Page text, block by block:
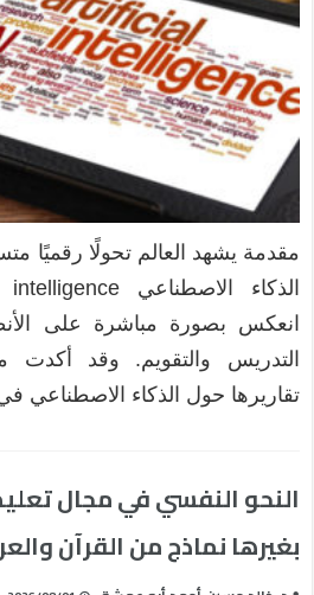
مقدمة يشهد العالم تحولًا رقميًا
انعكس بصورة مباشرة على
تقاريرها حول الذكاء الاصطناعي
النحو النفسي في مجال
بغيرها نماذج من القرآن